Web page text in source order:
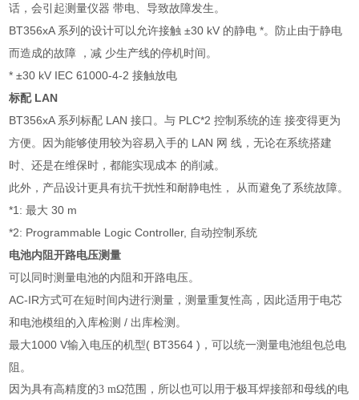
话，会引起测量仪器 带电、导致故障发生。
BT356xA 系列的设计可以允许接触 ±30 kV 的静电 *。防止由于静电
而造成的故障 ，减 少生产线的停机时间。
*±30 kV IEC 61000-4-2接触放电
标配LAN
BT356xA 系列标配 LAN接口。与 PLC*2控制系统的连 接变得更为
方便。因为能够使用较为容易入手的 LAN 网 线，无论在系统搭建
时、还是在维保时，都能实现成本 的削减。
此外，产品设计更具有抗干扰性和耐静电性， 从而避免了系统故障。
*1:最大 30 m
*2: Programmable Logic Controller, 自动控制系统
电池内阻开路电压测量
可以同时测量电池的内阻和开路电压。
AC-IR方式可在短时间内进行测量，测量重复性高，因此适用于电芯
和电池模组的入库检测 / 出库检测。
最大1000 V输入电压的机型( BT3564 ) ，可以统一测量电池组包总电
阻。
因为具有高精度的3 mΩ范围，所以也可以用于极耳焊接部和母线的电